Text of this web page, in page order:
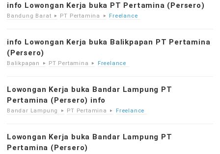
info Lowongan Kerja buka PT Pertamina (Persero)
Bandung Barat PT Pertamina Freelance
info Lowongan Kerja buka Balikpapan PT Pertamina
(Persero)
Balikpapan PT Pertamina Freelance
Lowongan Kerja buka Bandar Lampung PT
Pertamina (Persero) info
Bandar Lampung PT Pertamina Freelance
Lowongan Kerja buka Bandar Lampung PT
Pertamina (Persero)